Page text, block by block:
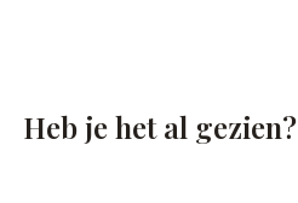
Heb je het al gezien?